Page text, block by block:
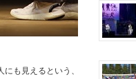
も見えるという、